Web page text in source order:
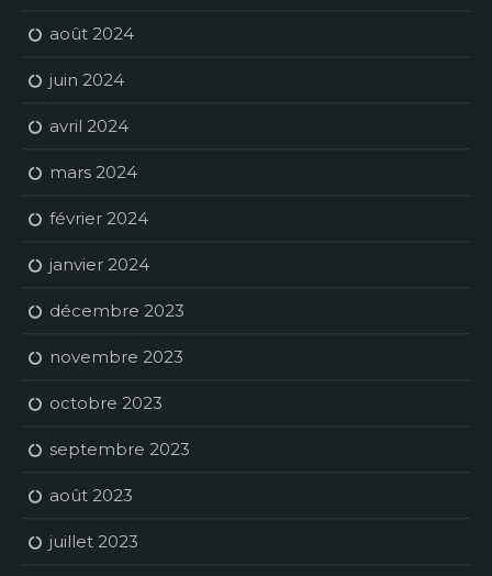
août 2024
juin 2024
avril 2024
mars 2024
février 2024
janvier 2024
décembre 2023
novembre 2023
octobre 2023
septembre 2023
août 2023
juillet 2023